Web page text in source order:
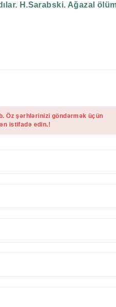
H.Sarabski. Ağazal
Öz şərhlərinizi göndərmək üçün
istifadə edin.!